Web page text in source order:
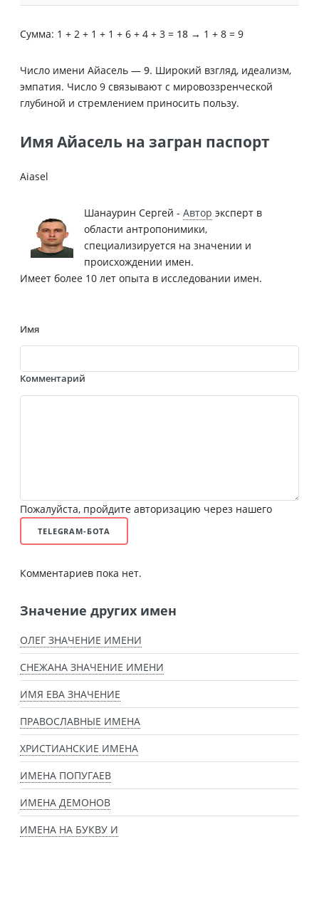
Сумма: 1 + 2 + 1 + 1 + 6 + 4 + 3 = 18 → 1 + 8 = 9
Число имени Айасель — 9. Широкий взгляд, идеализм,
эмпатия. Число 9 связывают с мировоззренческой
глубиной и стремлением приносить пользу.
Имя Айасель на загран паспорт
Aiasel
Шанаурин Сергей - Автор эксперт в
области антропонимики,
специализируется на значении и
происхождении имен.
Имеет более 10 лет опыта в исследовании имен.
Имя
Комментарий
Пожалуйста, пройдите авторизацию через нашего
TELEGRAM-БОТА
Комментариев пока нет.
Значение других имен
ОЛЕГ ЗНАЧЕНИЕ ИМЕНИ
СНЕЖАНА ЗНАЧЕНИЕ ИМЕНИ
ИМЯ ЕВА ЗНАЧЕНИЕ
ПРАВОСЛАВНЫЕ ИМЕНА
ХРИСТИАНСКИЕ ИМЕНА
ИМЕНА ПОПУГАЕВ
ИМЕНА ДЕМОНОВ
ИМЕНА НА БУКВУ И